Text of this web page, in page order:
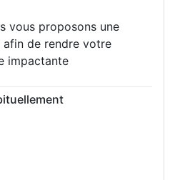
vous proposons une
de rendre votre
impactante